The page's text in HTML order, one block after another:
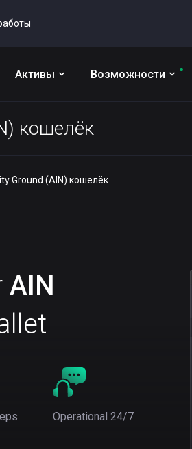
Активы Возможности
кошелёк
Ground (AIN) кошелёк
AIN
Operational 24/7